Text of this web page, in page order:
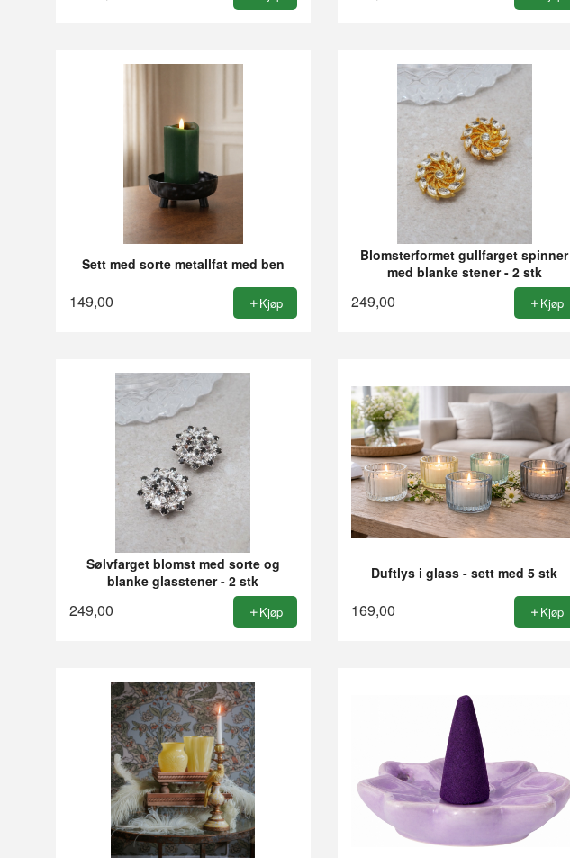
Sett med sorte metallfat med ben
149,00 Kjøp
Blomsterformet gullfarget spinner
med blanke stener - 2 stk
249,00 Kjøp
Sølvfarget blomst med sorte og
blanke glasstener - 2 stk
249,00 Kjøp
Duftlys i glass - sett med 5 stk
169,00 Kjøp